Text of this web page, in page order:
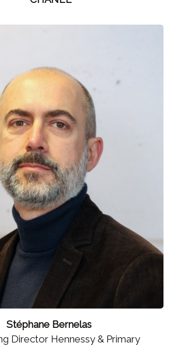
Stéphane Bernelas
Director Hennessy & Primary